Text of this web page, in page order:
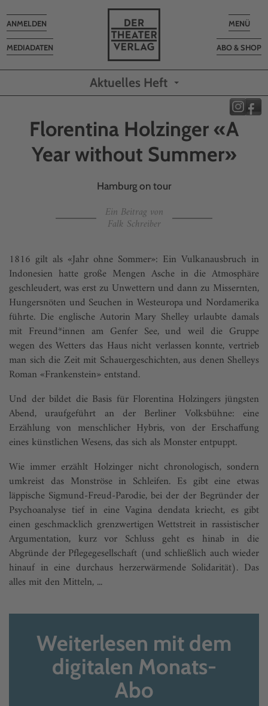
Toggle
MENÜ
ABO & SHOP
MEDIADATEN
Toggle
navigation
ANMELDEN
Aktuelles Heft
Florentina Holzinger «A
Year without Summer»
Hamburg on tour
Ein Beitrag von
Falk Schreiber
1816 gilt als «Jahr ohne Sommer»: Ein Vulkanausbruch in
Indonesien hatte große Mengen Asche in die Atmosphäre
geschleudert, was erst zu Unwettern und dann zu Missernten,
Hungersnöten und Seuchen in Westeuropa und Nordamerika
führte. Die englische Autorin Mary Shelley urlaubte damals
mit Freund*innen am Genfer See, und weil die Gruppe
wegen des Wetters das Haus nicht verlassen konnte, vertrieb
man sich die Zeit mit Schauergeschichten, aus denen Shelleys
Roman «Frankenstein» entstand.
Und der bildet die Basis für Florentina Holzingers jüngsten
Abend, uraufgeführt an der Berliner Volksbühne: eine
Erzählung von menschlicher Hybris, von der Erschaffung
eines künstlichen Wesens, das sich als Monster entpuppt.
Wie immer erzählt Holzinger nicht chronologisch, sondern
umkreist das Monströse in Schleifen. Es gibt eine etwas
läppische Sigmund-Freud-Parodie, bei der der Begründer der
Psychoanalyse tief in eine Vagina dendata kriecht, es gibt
einen geschmacklich grenzwertigen Wettstreit in rassistischer
Argumentation, kurz vor Schluss geht es hinab in die
Abgründe der Pflegegesellschaft (und schließlich auch wieder
hinauf in eine durchaus herzerwärmende Solidarität). Das
alles mit den Mitteln, ...
Weiterlesen mit dem
digitalen Monats-
Abo